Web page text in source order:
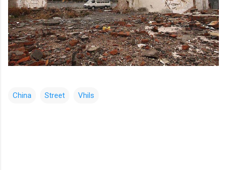
China Street Vhils